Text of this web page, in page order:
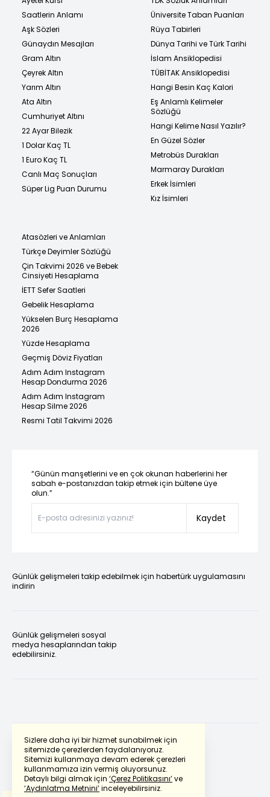
Sizlere daha iyi bir hizmet sunabilmek için
sitemizde çerezlerden faydalanıyoruz.
Sitemizi kullanmaya devam ederek çerezleri
kullanmamıza izin vermiş oluyorsunuz.
Detaylı bilgi almak için ‘Çerez Politikasını’ve
‘Aydınlatma Metnini’inceleyebilirsiniz.
Saatlerin Anlamı
Aşk Sözleri
Günaydın Mesajları
Gram Altın
Çeyrek Altın
Yarım Altın
Ata Altın
Cumhuriyet Altını
22 Ayar Bilezik
1 Dolar Kaç TL
1 Euro Kaç TL
Canlı Maç Sonuçları
Süper Lig Puan Durumu
Üniversite Taban Puanları
Rüya Tabirleri
Dünya Tarihi ve Türk Tarihi
İslam Ansiklopedisi
TÜBİTAK Ansiklopedisi
Hangi Besin Kaç Kalori
Eş Anlamlı Kelimeler
Sözlüğü
Hangi Kelime Nasıl Yazılır?
En Güzel Sözler
Metrobüs Durakları
Marmaray Durakları
Erkek İsimleri
Kız İsimleri
Atasözleri ve Anlamları
Türkçe Deyimler Sözlüğü
Çin Takvimi 2026 ve Bebek
Cinsiyeti Hesaplama
İETT Sefer Saatleri
Gebelik Hesaplama
Yükselen Burç Hesaplama
2026
Yüzde Hesaplama
Geçmiş Döviz Fiyatları
Adım Adım Instagram
Hesap Dondurma 2026
Adım Adım Instagram
Hesap Silme 2026
Resmi Tatil Takvimi 2026
“Günün manşetlerini ve en çok okunan haberlerini her
sabah e-postanızdan takip etmek için bültene üye
olun.”
Kaydet
Günlük gelişmeleri takip edebilmek için habertürk uygulamasını
indirin
Günlük gelişmeleri sosyal
medya hesaplarından takip
edebilirsiniz.
Powered by Translate